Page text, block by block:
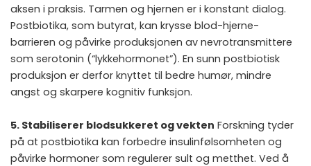
aksen i praksis. Tarmen og hjernen er i konstant dialog.
Postbiotika, som butyrat, kan krysse blod-hjerne-
barrieren og påvirke produksjonen av nevrotransmittere
som serotonin (“lykkehormonet”). En sunn postbiotisk
produksjon er derfor knyttet til bedre humør, mindre
angst og skarpere kognitiv funksjon.
5. Stabiliserer blodsukkeret og vekten Forskning tyder
på at postbiotika kan forbedre insulinfølsomheten og
påvirke hormoner som regulerer sult og metthet. Ved å